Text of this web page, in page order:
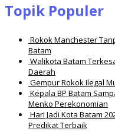
Topik Populer
Rokok Manchester
Batam
Walikota Batam
Daerah
Gempur Rokok Ilegal
Kepala BP Batam
Menko Perekonomian
Hari Jadi Kota Batam
Predikat Terbaik